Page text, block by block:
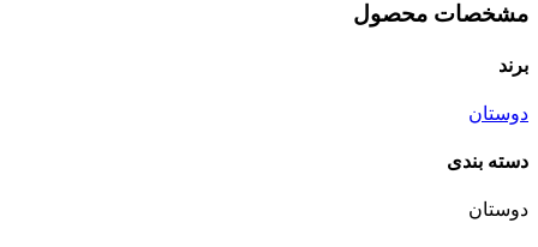
مشخصات محصول
برند
دوستان
دسته بندی
دوستان